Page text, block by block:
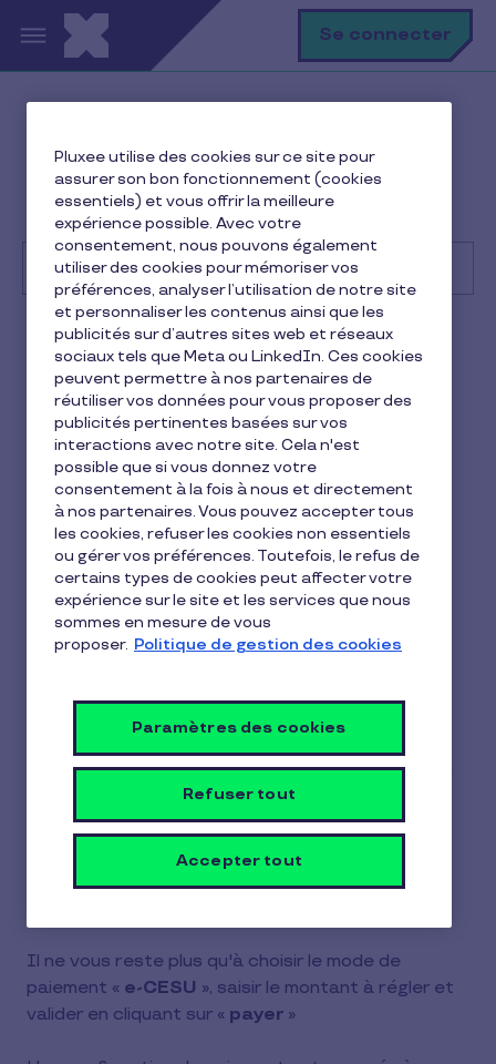
Aller au contenu principal Se connecter
Utilisation de la carte et des avantages
Comment régler mon intervenant avec mes titres
Pluxee e-CESU (dématérialisés) ?
Recherche
Consommateur Pluxee CESU
Comment régler mon
intervenant avec mes titres
Pluxee e-CESU
(dématérialisés) ?
1 min de lecture 11 février 2026
Vous pouvez régler votre intervenant avec vos
titres e-CESU directement depuis votre espace
Pour cela, rendez-vous dans la rubrique «
intervenants» et ajoutez votre intervenant à
l'aide de son code NAN, généralement indiqué sur
sa facture ou son devis.
Une fois l'intervenant ajouté à votre liste,
sélectionnez-le puis cliquez sur
Il ne vous reste plus qu'à choisir le mode de
paiement « e-CESU », saisir le montant à régler et
valider en cliquant sur « payer »
Pluxee utilise des cookies sur ce site pour
assurer son bon fonctionnement (cookies
essentiels) et vous offrir la meilleure
expérience possible. Avec votre
consentement, nous pouvons également
utiliser des cookies pour mémoriser vos
préférences, analyser l’utilisation de notre site
et personnaliser les contenus ainsi que les
publicités sur d’autres sites web et réseaux
sociaux tels que Meta ou LinkedIn. Ces cookies
peuvent permettre à nos partenaires de
réutiliser vos données pour vous proposer des
publicités pertinentes basées sur vos
interactions avec notre site. Cela n'est
possible que si vous donnez votre
consentement à la fois à nous et directement
à nos partenaires. Vous pouvez accepter tous
les cookies, refuser les cookies non essentiels
ou gérer vos préférences. Toutefois, le refus de
certains types de cookies peut affecter votre
expérience sur le site et les services que nous
sommes en mesure de vous
proposer. Politique de gestion des cookies
Paramètres des cookies
Refuser tout
Accepter tout